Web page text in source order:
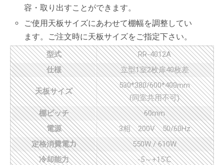
容・取り出すことができます。
ご使用天板サイズにあわせて棚幅を調整してい
ます。ご注文時に天板サイズをご指定下さい。
型式
RR-4012A
仕様
立型1室2枚扉40枚差
天板サイズ
530*380/600*400mm
(同室共用不可)
棚ピッチ
60mm
電源
3相 200V 50/60Hz
定格消費電力
550W / 610W
冷却能力
-5～+15℃